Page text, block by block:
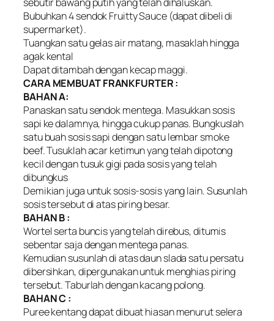
Bubuhkan 4 sendok Fruitty Sauce (dapat dibeli di
supermarket).
Tuangkan satu gelas air matang, masaklah hingga
agak kental
Dapat ditambah dengan kecap maggi.
CARA MEMBUAT FRANKFURTER :
BAHAN A:
Panaskan satu sendok mentega. Masukkan sosis
sapi ke dalamnya, hingga cukup panas. Bungkuslah
satu buah sosis sapi dengan satu lembar smoke
beef. Tusuklah acar ketimun yang telah dipotong
kecil dengan tusuk gigi pada sosis yang telah
dibungkus
Demikian juga untuk sosis-sosis yang lain. Susunlah
sosis tersebut di atas piring besar.
BAHAN B :
Wortel serta buncis yang telah direbus, ditumis
sebentar saja dengan mentega panas.
Kemudian susunlah di atas daun slada satu persatu
dibersihkan, dipergunakan untuk menghias piring
tersebut. Taburlah dengan kacang polong.
BAHAN C :
Puree kentang dapat dibuat hiasan menurut selera